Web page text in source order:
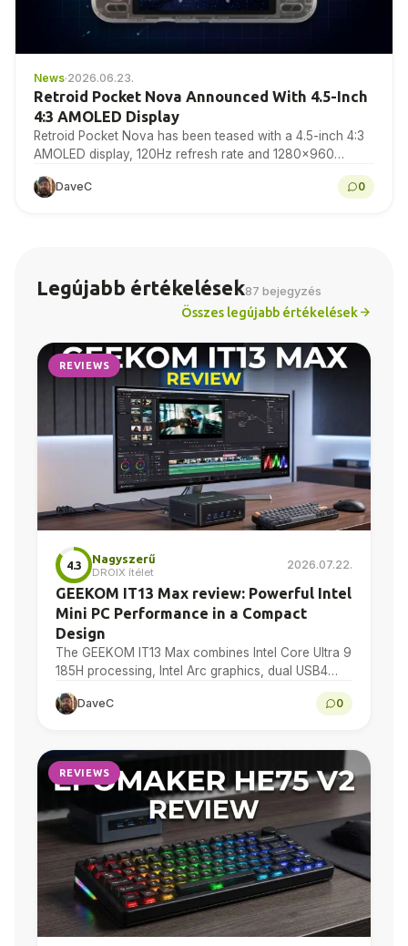
News·2026.06.23.
Retroid Pocket Nova Announced With 4.5-Inch
4:3 AMOLED Display
Retroid Pocket Nova has been teased with a 4.5-inch 4:3
AMOLED display, 120Hz refresh rate and 1280×960
DaveC 0
Legújabb értékelések87 bejegyzés
Összes legújabb értékelések
REVIEWS
4.3
Nagyszerű
DROIX ítélet
2026.07.22.
GEEKOM IT13 Max review: Powerful Intel
Mini PC Performance in a Compact
Design
The GEEKOM IT13 Max combines Intel Core Ultra 9
185H processing, Intel Arc graphics, dual USB4
DaveC 0
REVIEWS